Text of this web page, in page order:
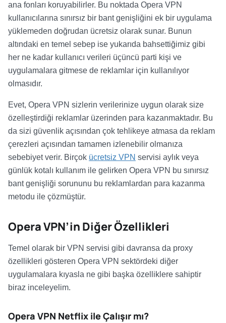
ana fonları koruyabilirler. Bu noktada Opera VPN
kullanıcılarına sınırsız bir bant genişliğini ek bir uygulama
yüklemeden doğrudan ücretsiz olarak sunar. Bunun
altındaki en temel sebep ise yukarıda bahsettiğimiz gibi
her ne kadar kullanıcı verileri üçüncü parti kişi ve
uygulamalara gitmese de reklamlar için kullanılıyor
olmasıdır.
Evet, Opera VPN sizlerin verilerinize uygun olarak size
özelleştirdiği reklamlar üzerinden para kazanmaktadır. Bu
da sizi güvenlik açısından çok tehlikeye atmasa da reklam
çerezleri açısından tamamen izlenebilir olmanıza
sebebiyet verir. Birçok ücretsiz VPN servisi aylık veya
günlük kotalı kullanım ile gelirken Opera VPN bu sınırsız
bant genişliği sorununu bu reklamlardan para kazanma
metodu ile çözmüştür.
Opera VPN’in Diğer Özellikleri
Temel olarak bir VPN servisi gibi davransa da proxy
özellikleri gösteren Opera VPN sektördeki diğer
uygulamalara kıyasla ne gibi başka özelliklere sahiptir
biraz inceleyelim.
Opera VPN Netflix ile Çalışır mı?